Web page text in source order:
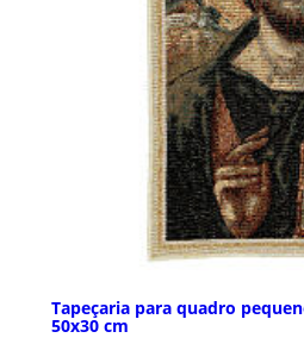
Tapeçaria para quadro
50x30 cm